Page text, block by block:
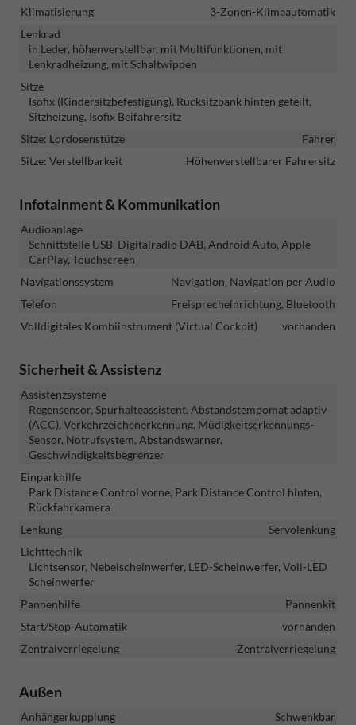
Klimatisierung
3-Zonen-Klimaautomatik
Lenkrad
in Leder, höhenverstellbar, mit Multifunktionen, mit
Lenkradheizung, mit Schaltwippen
Sitze
Isofix (Kindersitzbefestigung), Rücksitzbank hinten geteilt,
Sitzheizung, Isofix Beifahrersitz
Sitze: Lordosenstütze
Fahrer
Sitze: Verstellbarkeit
Höhenverstellbarer Fahrersitz
Infotainment & Kommunikation
Audioanlage
Schnittstelle USB, Digitalradio DAB, Android Auto, Apple
CarPlay, Touchscreen
Navigationssystem
Navigation, Navigation per Audio
Telefon
Freisprecheinrichtung, Bluetooth
Volldigitales Kombiinstrument (Virtual Cockpit)
vorhanden
Sicherheit & Assistenz
Assistenzsysteme
Regensensor, Spurhalteassistent, Abstandstempomat adaptiv
(ACC), Verkehrzeichenerkennung, Müdigkeitserkennungs-
Sensor, Notrufsystem, Abstandswarner,
Geschwindigkeitsbegrenzer
Einparkhilfe
Park Distance Control vorne, Park Distance Control hinten,
Rückfahrkamera
Lenkung
Servolenkung
Lichttechnik
Lichtsensor, Nebelscheinwerfer, LED-Scheinwerfer, Voll-LED
Scheinwerfer
Pannenhilfe
Pannenkit
Start/Stop-Automatik
vorhanden
Zentralverriegelung
Zentralverriegelung
Außen
Anhängerkupplung
Schwenkbar